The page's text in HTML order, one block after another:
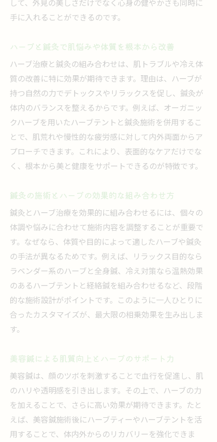
季節や体調に合わせた鍼灸とハーブの活用
鍼灸で整えハーブで支える健康づくりの提
案
自然治癒力向上に役立つ鍼灸とハーブ習慣
美容鍼とハーブで叶える体質改善のヒント
美容鍼とハーブ治療で体質改善を目指す理
由
鍼灸とハーブがもたらす肌質・体質の変化
美容鍼とハーブの相乗効果を活かすセルフ
ケア
美活
美容と健康に役立つ鍼灸とハーブの実践方
法
鍼灸とハーブで叶える理想の体質改善計画
して、外見の美しさだけでなく心身の健やかさも同時に
手に入れることができるのです。
ハーブと鍼灸で肌悩みや体質を根本から改善
ハーブ治療と鍼灸の組み合わせは、肌トラブルや冷え体
質の改善に特に効果が期待できます。理由は、ハーブが
持つ自然の力でデトックスやリラックスを促し、鍼灸が
体内のバランスを整えるからです。例えば、オーガニッ
クハーブを用いたハーブテントと鍼灸施術を併用するこ
とで、肌荒れや慢性的な疲労感に対して内外両面からア
プローチできます。これにより、表面的なケアだけでな
く、根本から美と健康をサポートできるのが特徴です。
鍼灸の施術とハーブの効果的な組み合わせ方
鍼灸とハーブ治療を効果的に組み合わせるには、個々の
体調や悩みに合わせて施術内容を調整することが重要で
す。なぜなら、体質や目的によって適したハーブや鍼灸
の手法が異なるためです。例えば、リラックス目的なら
ラベンダー系のハーブと全身鍼、冷え対策なら温熱効果
のあるハーブテントと経絡鍼を組み合わせるなど、段階
的な施術設計がポイントです。このように一人ひとりに
合ったカスタマイズが、最大限の相乗効果を生み出しま
す。
美容鍼による肌質向上とハーブのサポート力
美容鍼は、顔のツボを刺激することで血行を促進し、肌
のハリや透明感を引き出します。その上で、ハーブの力
を加えることで、さらに高い効果が期待できます。たと
えば、美容鍼施術後にハーブティーやハーブテントを活
用することで、体内外からのリカバリーを強化できま